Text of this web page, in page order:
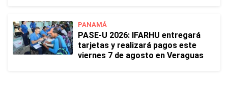
PANAMÁ
PASE-U 2026: IFARHU entregará
tarjetas y realizará pagos este
viernes 7 de agosto en Veraguas